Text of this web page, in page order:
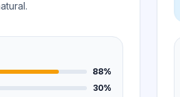
88%
30%